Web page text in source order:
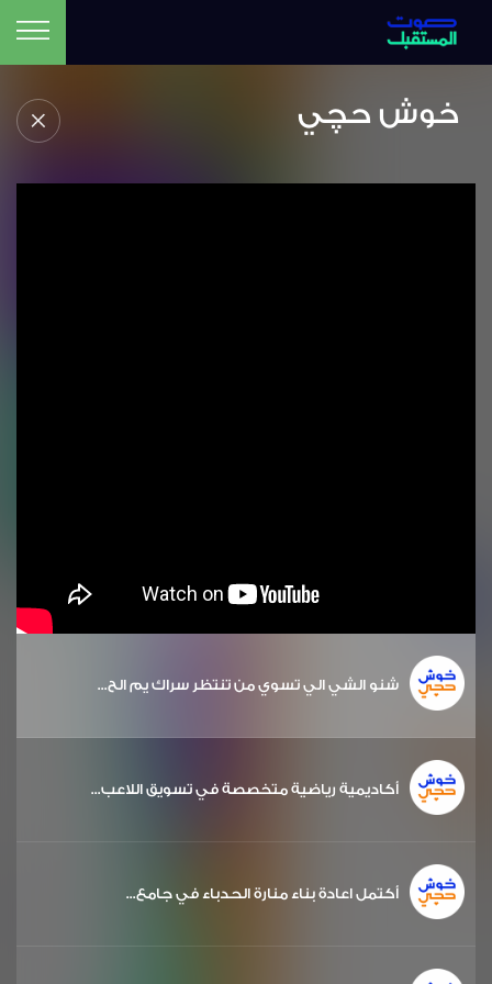
خوش حچي
شنو الشي الي تسوي من تنتظر سراك يم الح...
أكاديمية رياضية متخصصة في تسويق اللاعب...
أكتمل اعادة بناء منارة الحدباء في جامع...